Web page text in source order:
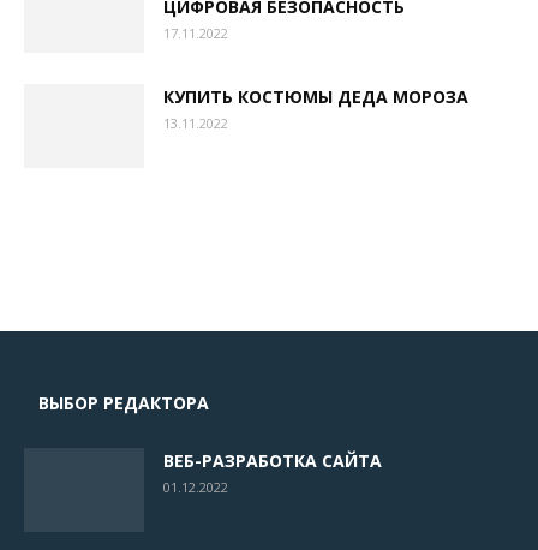
ЦИФРОВАЯ БЕЗОПАСНОСТЬ
17.11.2022
КУПИТЬ КОСТЮМЫ ДЕДА МОРОЗА
13.11.2022
ВЫБОР РЕДАКТОРА
ВЕБ-РАЗРАБОТКА САЙТА
01.12.2022